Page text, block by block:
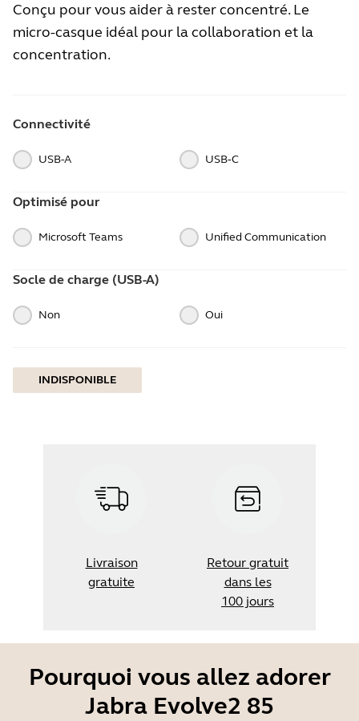
Conçu pour vous aider à rester concentré. Le
micro-casque idéal pour la collaboration et la
concentration.
Connectivité
USB-A USB‑C
Optimisé pour
Microsoft Teams Unified Communication
Socle de charge (USB-A)
Non Oui
INDISPONIBLE
Livraison
gratuite
Retour gratuit
dans les
100 jours
Pourquoi vous allez adorer
Jabra Evolve2 85